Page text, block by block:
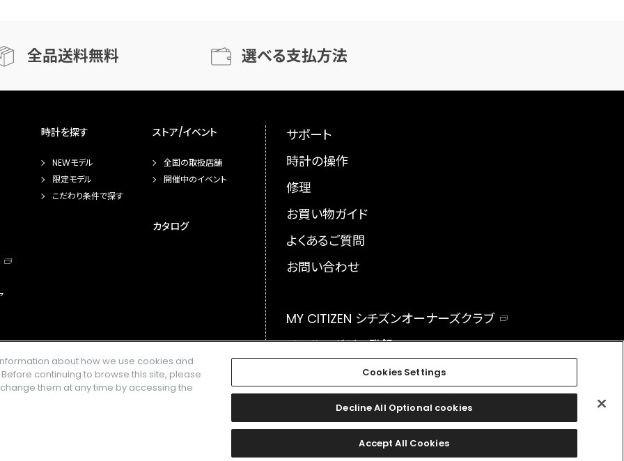
全品送料無料 選べる支払方法
時計を探す
NEWモデル
限定モデル
こだわり条件で探す
ストア/イベント
全国の取扱店舗
開催中のイベント
カタログ
サポート
時計の操作
修理
お買い物ガイド
よくあるご質問
お問い合わせ
MY CITIZEN シチズンオーナーズクラブ
メールマガジン登録
facebookinstagramtwitter
about how we use cookies and
Before continuing to browse this site, please
them at any time by accessing the
Cookies Settings
Decline All Optional cookies
Accept All Cookies